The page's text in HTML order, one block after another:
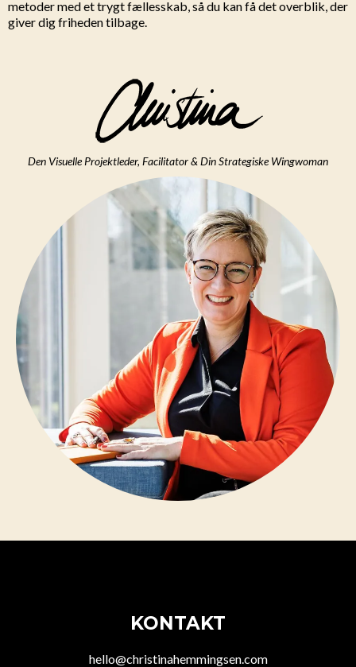
metoder med et trygt fællesskab, så du kan få det overblik, der
giver dig friheden tilbage.
Den Visuelle Projektleder, Facilitator & Din Strategiske Wingwoman
KONTAKT
hello@christinahemmingsen.com